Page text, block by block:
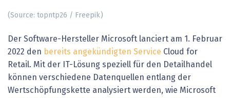
(Source: topntp26 / Freepik)
Der Software-Hersteller Microsoft lanciert am 1. Februar
2022 den bereits angekündigten Service Cloud for
Retail. Mit der IT-Lösung speziell für den Detailhandel
können verschiedene Datenquellen entlang der
Wertschöpfungskette analysiert werden, wie Microsoft